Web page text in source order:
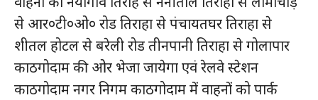
से आर०टी०ओ० रोड तिराहा से पंचायतघर तिराहा से
शीतल होटल से बरेली रोड तीनपानी तिराहा से गोलापार
काठगोदाम की ओर भेजा जायेगा एवं रेलवे स्टेशन
काठगोदाम नगर निगम काठगोदाम में वाहनों को पार्क